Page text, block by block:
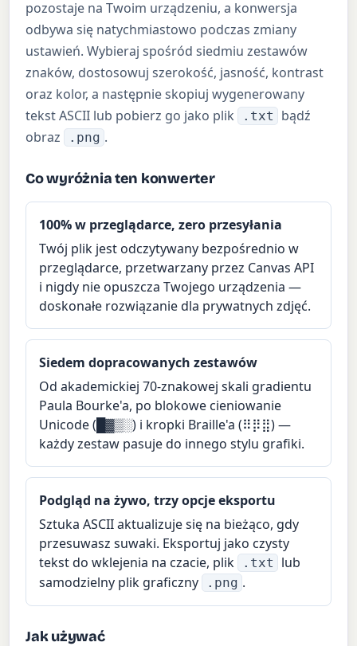
pozostaje na Twoim urządzeniu, a konwersja
odbywa się natychmiastowo podczas zmiany
ustawień. Wybieraj spośród siedmiu zestawów
znaków, dostosowuj szerokość, jasność, kontrast
oraz kolor, a następnie skopiuj wygenerowany
tekst ASCII lub pobierz go jako plik
.txt
bądź
obraz
.png .
Co wyróżnia ten konwerter
100% w przeglądarce, zero przesyłania
Twój plik jest odczytywany bezpośrednio w
przeglądarce, przetwarzany przez Canvas API
i nigdy nie opuszcza Twojego urządzenia —
doskonałe rozwiązanie dla prywatnych zdjęć.
Siedem dopracowanych zestawów
Od akademickiej 70-znakowej skali gradientu
Paula Bourke'a, po blokowe cieniowanie
Unicode (█▓▒░) i kropki Braille'a (⠿⡿⣿) —
każdy zestaw pasuje do innego stylu grafiki.
Podgląd na żywo, trzy opcje eksportu
Sztuka ASCII aktualizuje się na bieżąco, gdy
przesuwasz suwaki. Eksportuj jako czysty
tekst do wklejenia na czacie, plik
.txt
lub
samodzielny plik graficzny
.png .
Jak używać